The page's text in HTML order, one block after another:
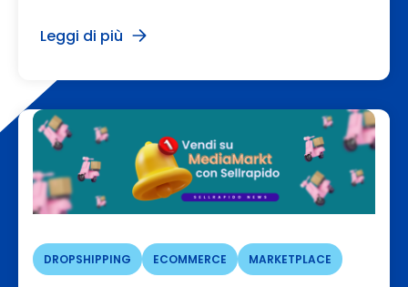
Leggi di più
DROPSHIPPING ECOMMERCE MARKETPLACE